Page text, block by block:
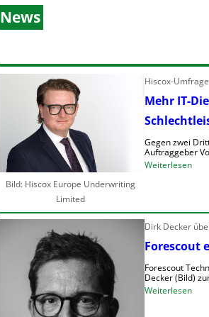
News
Bild: Hiscox Europe Underwriting
Limited
Hiscox-
Mehr IT-
Gegen zwei
Auftraggeber
Weiterlesen:
r
T
-
D
Dirk Decker
Forescout
Forescout
Decker (Bild)
Weiterlesen: